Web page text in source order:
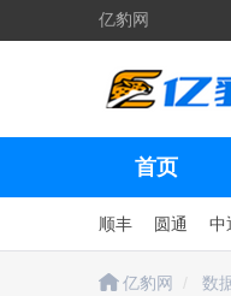
亿豹网
首页
顺丰 圆通 中
亿豹网 数